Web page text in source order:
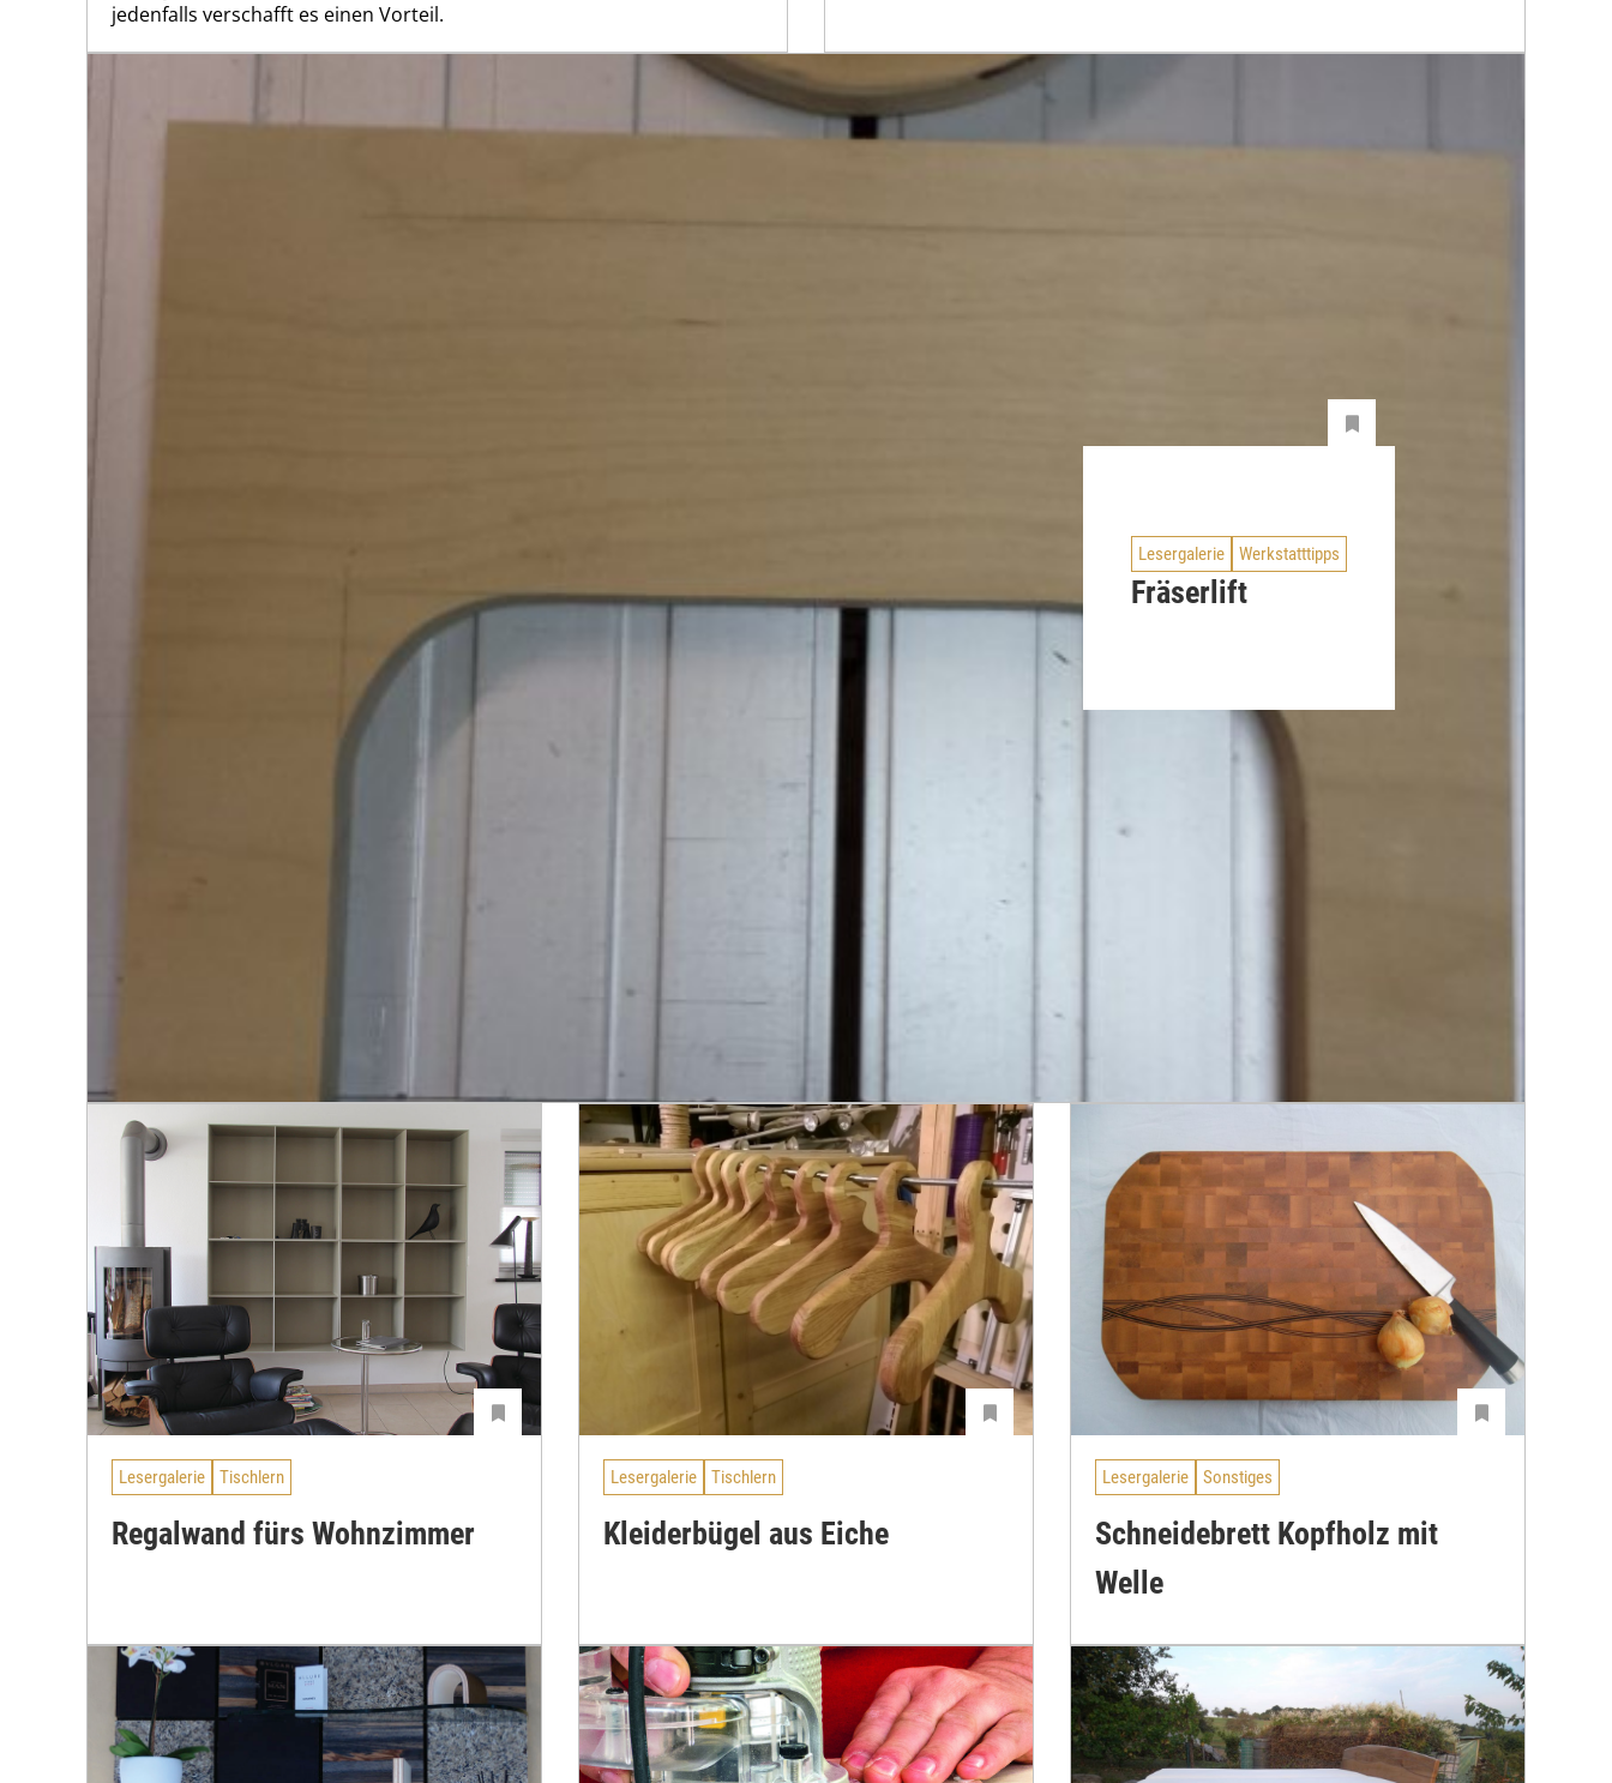
jedenfalls verschafft es einen Vorteil.
Lesergalerie Werkstatttipps
Fräserlift
Lesergalerie Tischlern
Regalwand fürs Wohnzimmer
Lesergalerie Tischlern
Kleiderbügel aus Eiche
Lesergalerie Sonstiges
Schneidebrett Kopfholz mit
Welle